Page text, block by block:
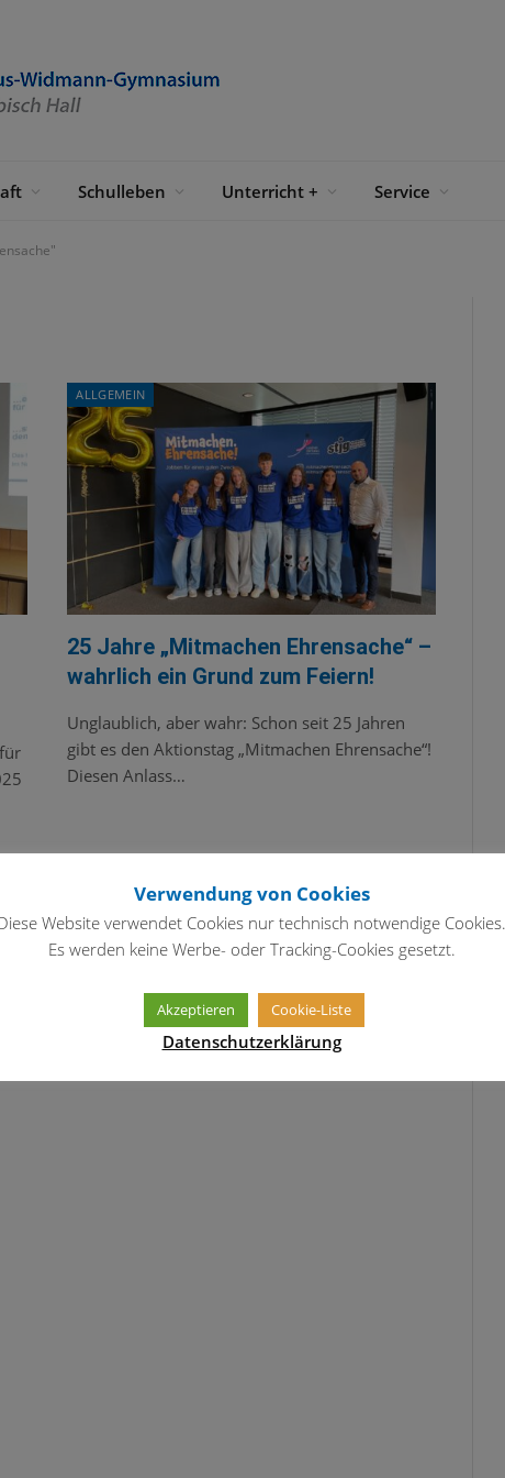
Schulleben Unterricht + Service
ALLGEMEIN
25 Jahre „Mitmachen Ehrensache“ –
wahrlich ein Grund zum Feiern!
Unglaublich, aber wahr: Schon seit 25 Jahren
gibt es den Aktionstag „Mitmachen Ehrensache“!
Diesen Anlass…
Verwendung von Cookies
Website verwendet Cookies nur technisch notwendige Cookies.
Es werden keine Werbe- oder Tracking-Cookies gesetzt.
Akzeptieren Cookie-Liste
Datenschutzerklärung